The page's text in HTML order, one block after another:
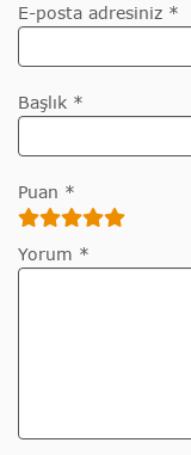
E-posta adresiniz *
Başlık *
Puan *
Yorum *